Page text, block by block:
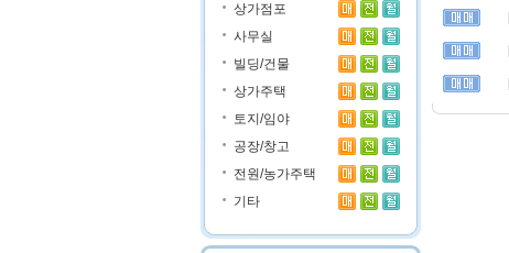
상가점포
사무실
빌딩/건물
상가주택
토지/임야
공장/창고
전원/농가주택
기타